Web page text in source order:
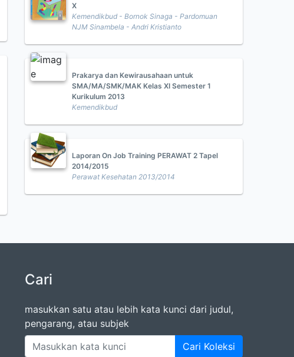
X
Kemendikbud - Bornok Sinaga - Pardomuan
NJM Sinambela - Andri Kristianto
Prakarya dan Kewirausahaan untuk
SMA/MA/SMK/MAK Kelas XI Semester 1
Kurikulum 2013
Kemendikbud
Laporan On Job Training PERAWAT 2 Tapel
2014/2015
Perawat Kesehatan 2013/2014
Cari
masukkan satu atau lebih kata kunci dari judul,
pengarang, atau subjek
Cari Koleksi